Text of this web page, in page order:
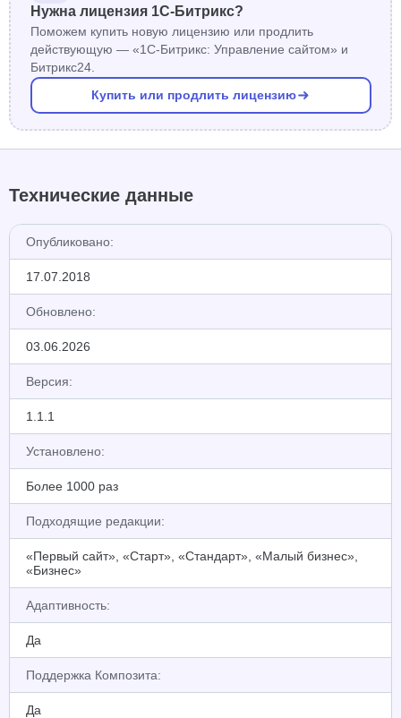
Нужна лицензия 1С-Битрикс?
Поможем купить новую лицензию или продлить
действующую — «1С-Битрикс: Управление сайтом» и
Битрикс24.
Купить или продлить лицензию
Технические данные
Опубликовано:
17.07.2018
Обновлено:
03.06.2026
Версия:
1.1.1
Установлено:
Более 1000 раз
Подходящие редакции:
«Первый сайт», «Старт», «Стандарт», «Малый бизнес»,
«Бизнес»
Адаптивность:
Да
Поддержка Композита:
Да